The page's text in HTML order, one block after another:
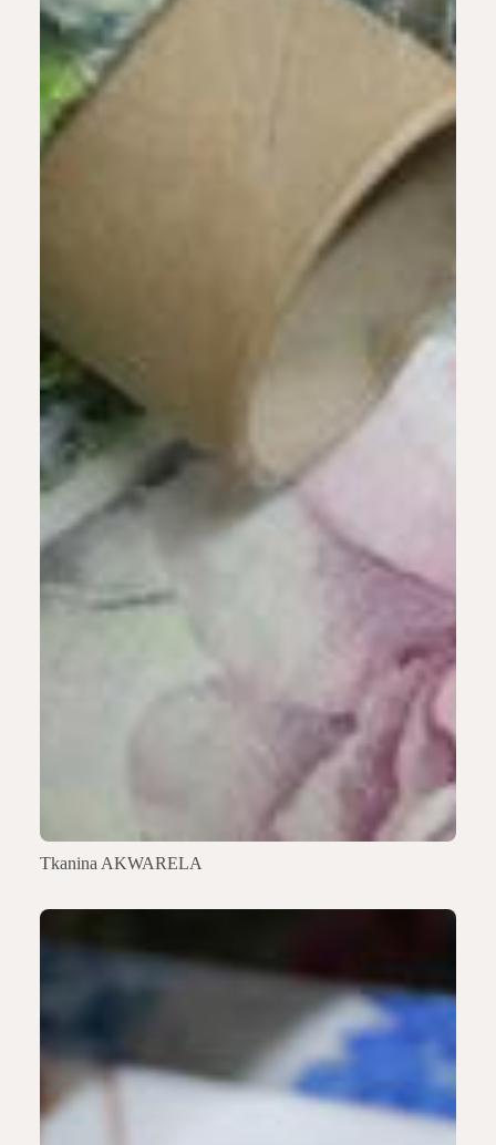
Tkanina AKWARELA